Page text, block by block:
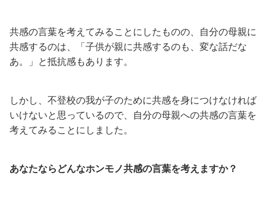
共感の言葉を考えてみることにしたものの、自分の母親に
共感するのは、「子供が親に共感するのも、変な話だな
あ。」と抵抗感もあります。
しかし、不登校の我が子のために共感を身につけなければ
いけないと思っているので、自分の母親への共感の言葉を
考えてみることにしました。
あなたならどんなホンモノ共感の言葉を考えますか？